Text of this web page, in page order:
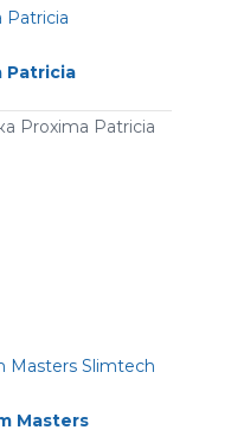
Patricia
Proxima Patricia
Masters